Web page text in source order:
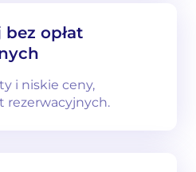
bez opłat
i niskie ceny,
rezerwacyjnych.